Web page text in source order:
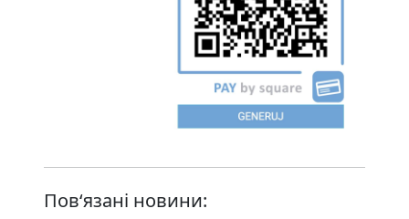
Пов‘язані новини: